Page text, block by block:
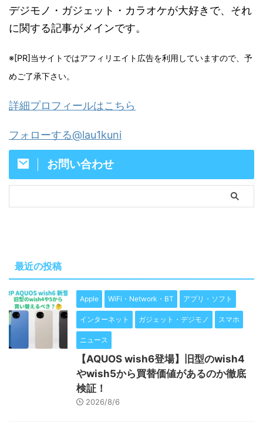
デジモノ・ガジェット・カラオケが大好きで、それ
に関する記事がメインです。
※[PR]当サイトではアフィリエイト広告を利用していますので、予
めご了承下さい。
詳細プロフィールはこちら
フォローする@lau1kuni
お問い合わせ
最近の投稿
Apple WiFi・Network・BT アプリ・ソフト
インターネット ガジェット・デジモノ スマホ
ニュース
【AQUOS wish6登場】旧型のwish4
やwish5から買替価値があるのか徹底
検証！
2026/8/6